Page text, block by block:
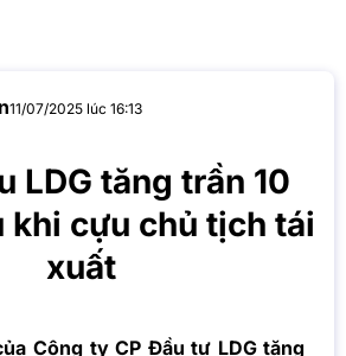
11/07/2025 lúc 16:13
LDG tăng trần 10
khi cựu chủ tịch tái
xuất
Công ty CP Đầu tư LDG tăng